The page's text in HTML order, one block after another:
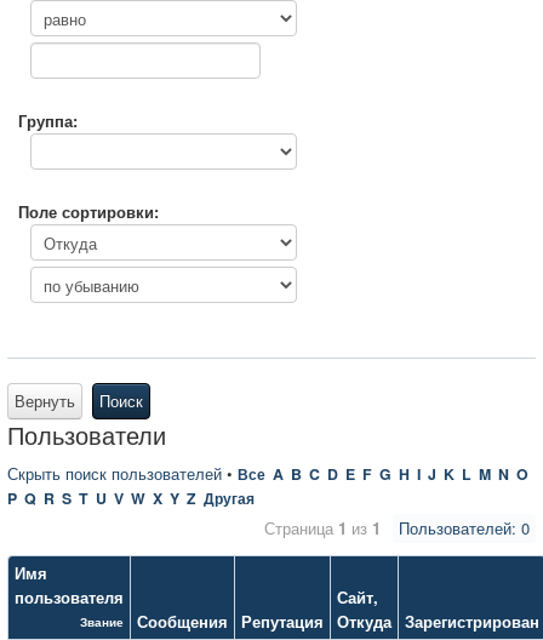
Группа:
Поле сортировки:
Вернуть Поиск
Пользователи
Скрыть поиск пользователей • Все A B C D E F G H I J K L M N O
P Q R S T U V W X Y Z Другая
Пользователей: 0
Страница 1 из 1
Имя
пользователя
Звание Сообщения Репутация
Сайт,
Откуда Зарегистрирован